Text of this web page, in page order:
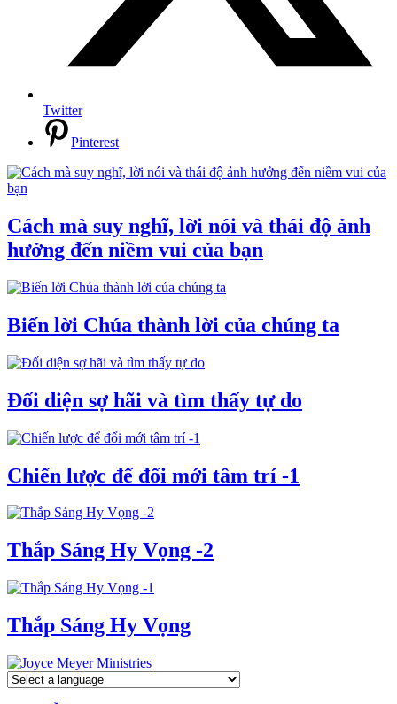
Twitter
Pinterest
Cách mà suy nghĩ, lời nói và thái độ ảnh
hưởng đến niềm vui của bạn
Biến lời Chúa thành lời của chúng ta
Đối diện sợ hãi và tìm thấy tự do
Chiến lược để đổi mới tâm trí -1
Thắp Sáng Hy Vọng -2
Thắp Sáng Hy Vọng